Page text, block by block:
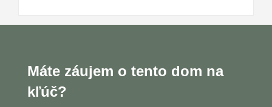
Máte záujem o tento dom na
kľúč?